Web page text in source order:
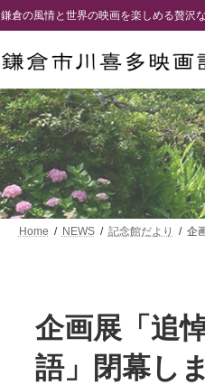
鎌倉の風情と世界の映画を楽しめる贅沢
Home NEWS 記念館だより 企
企画展「追
語」閉幕し